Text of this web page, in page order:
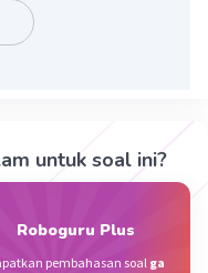
uang saku
untuk soal ini?
Roboguru Plus
pembahasan soalga